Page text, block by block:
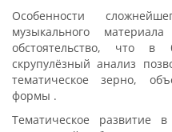
Особенности
музыкального
обстоятельство, что в
скрупулёзный анализ
тематическое зерно,
формы .
Тематическое развитие